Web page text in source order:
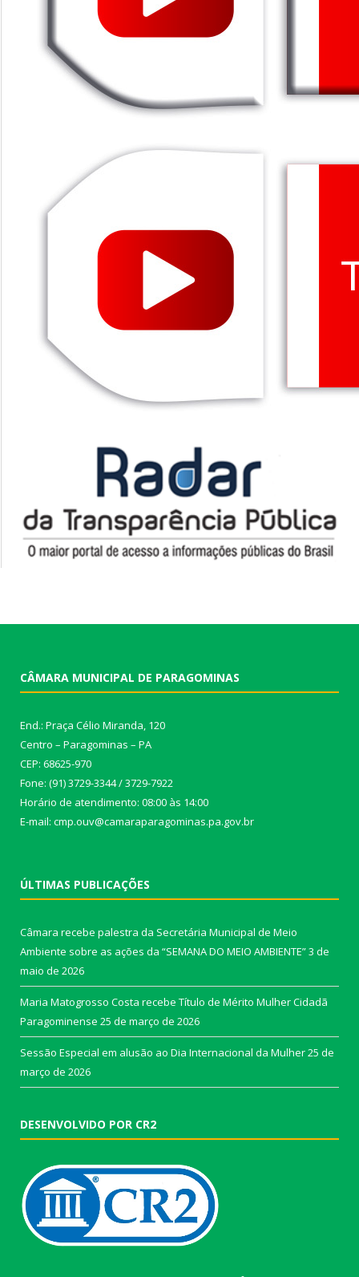
CÂMARA MUNICIPAL DE PARAGOMINAS
End.: Praça Célio Miranda, 120
Centro – Paragominas – PA
CEP: 68625-970
Fone: (91) 3729-3344 / 3729-7922
Horário de atendimento: 08:00 às 14:00
E-mail: cmp.ouv@camaraparagominas.pa.gov.br
ÚLTIMAS PUBLICAÇÕES
Câmara recebe palestra da Secretária Municipal de Meio
Ambiente sobre as ações da “SEMANA DO MEIO AMBIENTE”3 de
maio de 2026
Maria Matogrosso Costa recebe Título de Mérito Mulher Cidadã
Paragominense 25 de março de 2026
Sessão Especial em alusão ao Dia Internacional da Mulher25 de
março de 2026
DESENVOLVIDO POR CR2